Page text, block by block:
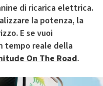
di ricarica elettrica.
la potenza, la
E se vuoi
tempo reale della
On The Road.